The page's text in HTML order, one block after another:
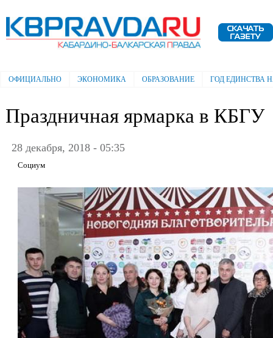
Электронная газета "Кабардино-
Балкарская правда"
Главное меню
ОФИЦИАЛЬНО ЭКОНОМИКА ОБРАЗОВАНИЕ ГОД ЕДИНСТВА
Праздничная ярмарка в КБГУ
28 декабря, 2018 - 05:35
Социум